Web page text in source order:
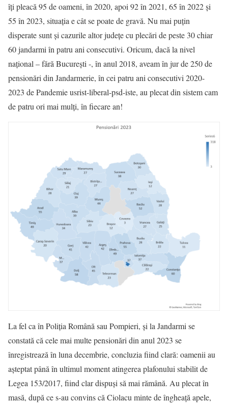
îți pleacă 95 de oameni, în 2020, apoi 92 în 2021, 65 în 2022 și
55 în 2023, situația e cât se poate de gravă. Nu mai puțin
disperate sunt și cazurile altor județe cu plecări de peste 30 chiar
60 jandarmi în patru ani consecutivi. Oricum, dacă la nivel
național – fără București -, în anul 2018, aveam în jur de 250 de
pensionări din Jandarmerie, în cei patru ani consecutivi 2020-
2023 de Pandemie usrist-liberal-psd-iste, au plecat din sistem cam
de patru ori mai mulți, în fiecare an!
La fel ca în Poliția Română sau Pompieri, și la Jandarmi se
constată că cele mai multe pensionări din anul 2023 se
înregistrează în luna decembrie, concluzia fiind clară: oamenii au
așteptat până în ultimul moment atingerea plafonului stabilit de
Legea 153/2017, fiind clar dispuși să mai rămână. Au plecat în
masă, după ce s-au convins că Ciolacu minte de îngheață apele,